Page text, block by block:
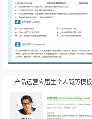
产品运营应届生个人简历模板